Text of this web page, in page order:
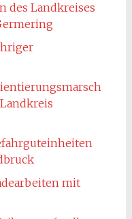
des Landkreises
mit